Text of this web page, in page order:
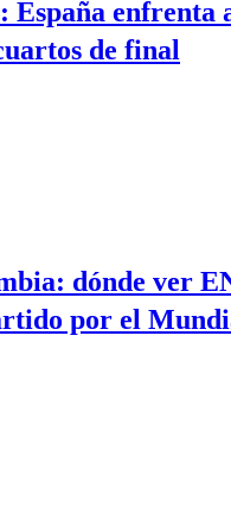
España enfrenta
de final
dónde ver
por el